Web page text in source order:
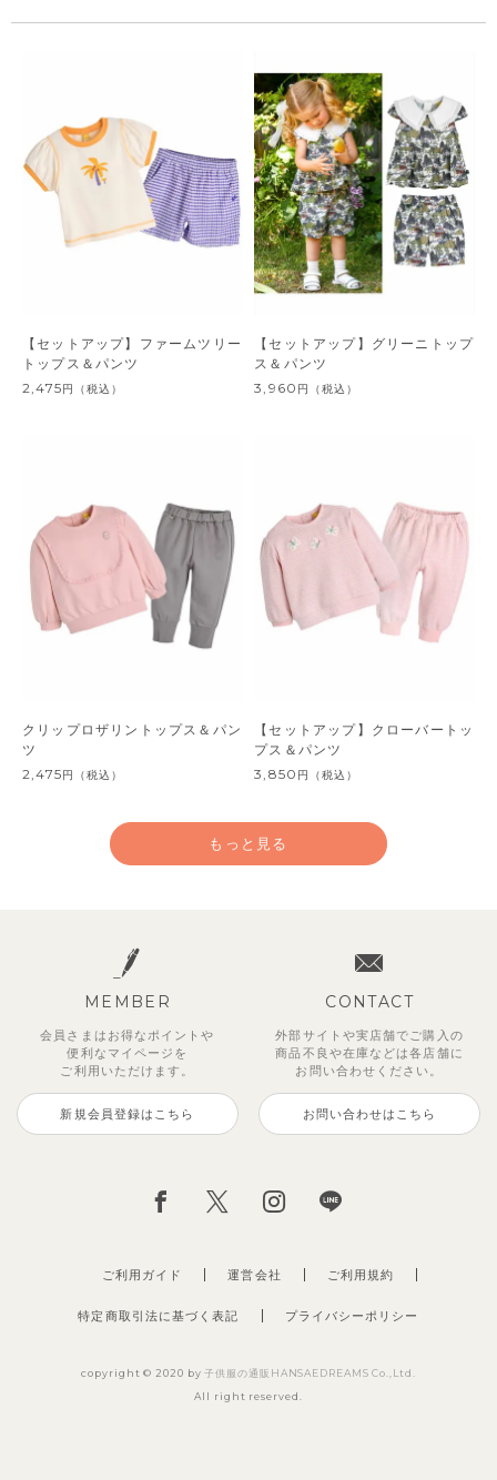
【セットアップ】ファームツリー
トップス＆パンツ
2,475円 （税込）
【セットアップ】グリーニトップ
ス＆パンツ
3,960 円 （税込）
クリップロザリントップス＆パン
ツ
2,475円 （税込）
【セットアップ】クローバートッ
プス＆パンツ
3,850 円 （税込）
3,465
（税込）
4,400
（税込）
2,695
（税込）
2,200
（税込）
もっと見る
MEMBER
会員さまはお得なポイントや
便利な マイページを
ご利用いただけます。
新規会員登録はこちら
CONTACT
外部サイトや実店舗でご購入の
商品不良や在庫などは各店舗に
お問い合わせください。
お問い合わせはこちら
ご利用ガイド 運営会社
特定商取引法に基づく表記 プライバシーポリシー
ご利用規約
copyright © 2020 by子供服の通販HANSAEDREAMS Co.,Ltd.
All right reserved.